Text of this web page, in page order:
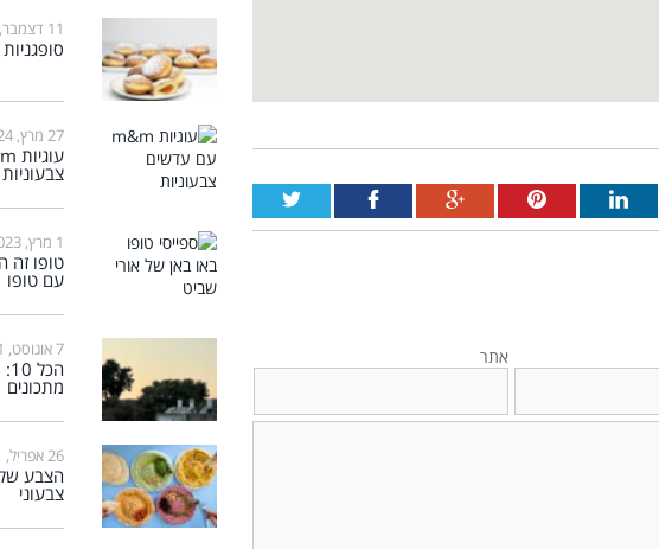
אתר
11 דצמבר, 2025
27 מרץ, 2024
1 מרץ, 2023
טופו זה
עם טופו
7 אוגוסט, 2021
מתכונים
26 אפריל, 2021
הצבע
צבעוני